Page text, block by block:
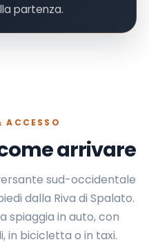
partenza.
ACCESSO
arrivare
sud-occidentale
dalla Riva di Spalato.
spiaggia in auto, con
in bicicletta o in taxi.